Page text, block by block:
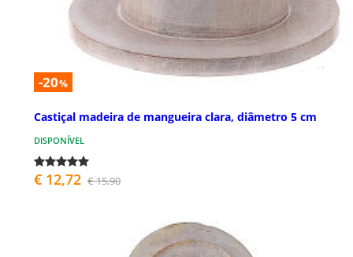
-20%
Castiçal madeira de mangueira clara, diâmetro 5 cm
DISPONÍVEL
€ 12,72 € 15,90